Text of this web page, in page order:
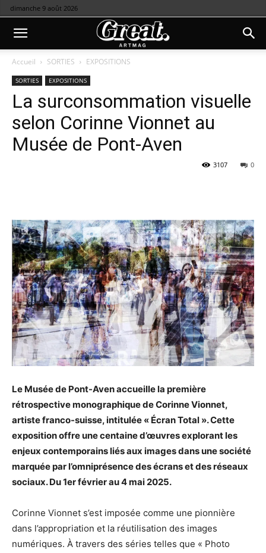
dimanche 9 août 2026
Accueil SORTIES EXPOSITIONS
SORTIES EXPOSITIONS
La surconsommation visuelle
selon Corinne Vionnet au
Musée de Pont-Aven
0
3107
Le Musée de Pont-Aven accueille la première
rétrospective monographique de Corinne Vionnet,
artiste franco-suisse, intitulée « Écran Total ». Cette
exposition offre une centaine d’œuvres explorant les
enjeux contemporains liés aux images dans une société
marquée par l’omniprésence des écrans et des réseaux
sociaux. Du 1er février au 4 mai 2025.
Corinne Vionnet s’est imposée comme une pionnière
dans l’appropriation et la réutilisation des images
numériques. À travers des séries telles que « Photo